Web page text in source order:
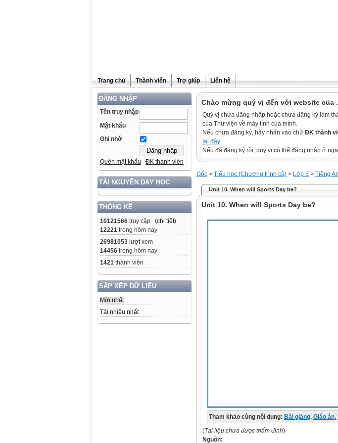
Trang chủ Thành viên Trợ giúp Liên hệ
ĐĂNG NHẬP
Tên truy nhập
Mật khẩu
Ghi nhớ
Quên mật khẩu ĐK thành viên
TÀI NGUYÊN DẠY HỌC
THỐNG KÊ
10121566 truy cập (chi tiết)
12221 trong hôm nay
26981053 lượt xem
14456 trong hôm nay
1421 thành viên
SẮP XẾP DỮ LIỆU
Mới nhất
Tải nhiều nhất
Chào mừng quý vị đến với website của
Quý vị chưa đăng nhập hoặc chưa đăng ký làm
của Thư viện về máy tính của mình.
Nếu chưa đăng ký, hãy nhấn vào chữ ĐK thành
tại đây
Nếu đã đăng ký rồi, quý vị có thể đăng nhập ở
Gốc > Tiểu học (Chương trình cũ) > Lớp 5 > Tiếng
Unit 10. When will Sports Day be?
Unit 10. When will Sports Day be?
Tham khảo cùng nội dung: Bài giảng, Giáo án,
(Tài liệu chưa được thẩm định)
Nguồn: